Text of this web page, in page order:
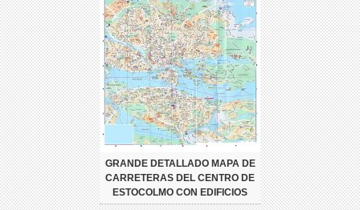
GRANDE DETALLADO MAPA DE
CARRETERAS DEL CENTRO DE
ESTOCOLMO CON EDIFICIOS